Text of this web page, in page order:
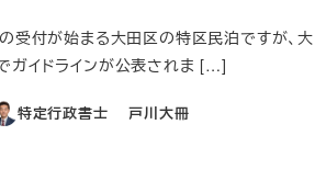
受付が始まる大田区の特区民泊ですが、大
ガイドラインが公表されま […]
特定行政書士 戸川大冊